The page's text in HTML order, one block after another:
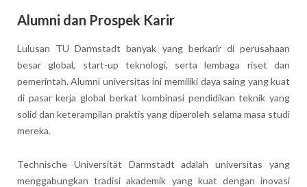
Alumni dan Prospek Karir
Lulusan TU Darmstadt banyak yang berkarir di perusahaan
besar global, start-up teknologi, serta lembaga riset dan
pemerintah. Alumni universitas ini memiliki daya saing yang kuat
di pasar kerja global berkat kombinasi pendidikan teknik yang
solid dan keterampilan praktis yang diperoleh selama masa studi
mereka.
Technische Universität Darmstadt adalah universitas yang
menggabungkan tradisi akademik yang kuat dengan inovasi